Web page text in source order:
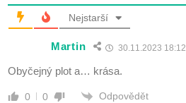
Nejstarší
Martin 30.11.2023 18:12
Obyčejný plot a… krása.
0 0 Odpovědět